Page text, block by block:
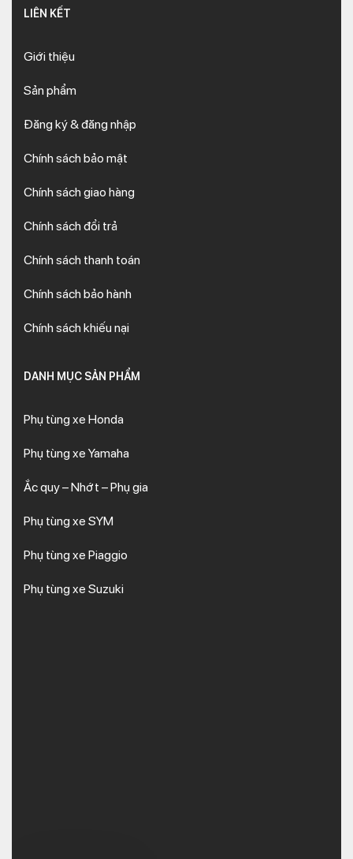
LIÊN KẾT
Giới thiệu
Sản phẩm
Đăng ký & đăng nhập
Chính sách bảo mật
Chính sách giao hàng
Chính sách đổi trả
Chính sách thanh toán
Chính sách bảo hành
Chính sách khiếu nại
DANH MỤC SẢN PHẨM
Phụ tùng xe Honda
Phụ tùng xe Yamaha
Ắc quy – Nhớt – Phụ gia
Phụ tùng xe SYM
Phụ tùng xe Piaggio
Phụ tùng xe Suzuki